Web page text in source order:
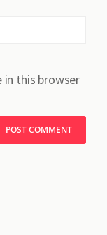
in this browser